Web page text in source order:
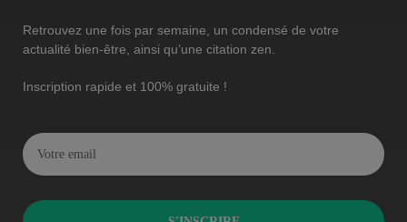
Retrouvez une fois par semaine, un condensé de votre
actualité bien-être, ainsi qu’une citation zen.
Inscription rapide et 100% gratuite !